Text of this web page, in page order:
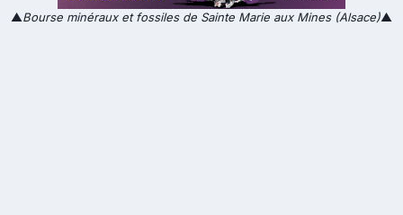
▲Bourse minéraux et fossiles de Sainte Marie aux Mines (Alsace)▲